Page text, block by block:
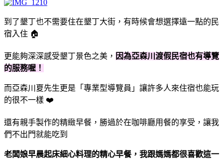
到了墾丁也不需要住在墾丁大街，有時候會想選擇遠一點的民
宿入住 🏠
更能夠深深感受墾丁景色之美， 因為亞森川渡假民宿也有導覽
的服務喔！
而亞森川夏先生更是「專業型導覽員」讓許多人來住宿也能玩
的很不一樣 ❤️
還有親手製作的精緻早餐，勝過於在咖啡廳用餐的享受，讓我
們不出門就能吃到
老闆娘早晨起床細心料理的精心早餐，我跟媽媽都很喜歡這一